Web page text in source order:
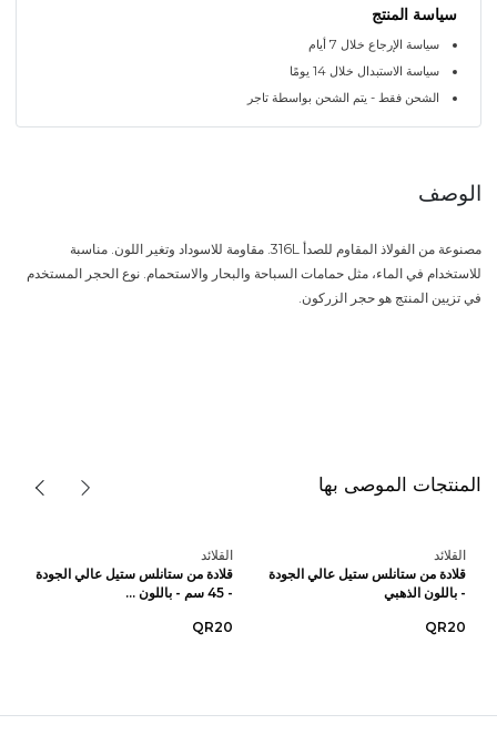
سياسة المنتج
سياسة الإرجاع خلال 7 أيام
سياسة الاستبدال خلال 14 يومًا
الشحن فقط - يتم الشحن بواسطة تاجر
الوصف
مصنوعة من الفولاذ المقاوم للصدأ 316L. مقاومة للاسوداد وتغير اللون. مناسبة
للاستخدام في الماء، مثل حمامات السباحة والبحار والاستحمام. نوع الحجر المستخدم
في تزيين المنتج هو حجر الزركون.
المنتجات الموصى بها
القلائد
قلادة من ستانلس ستيل عالي الجودة
- باللون الذهبي
QR20
القلائد
قلادة من ستانلس ستيل عالي الجودة
- 45 سم - باللون ...
QR20